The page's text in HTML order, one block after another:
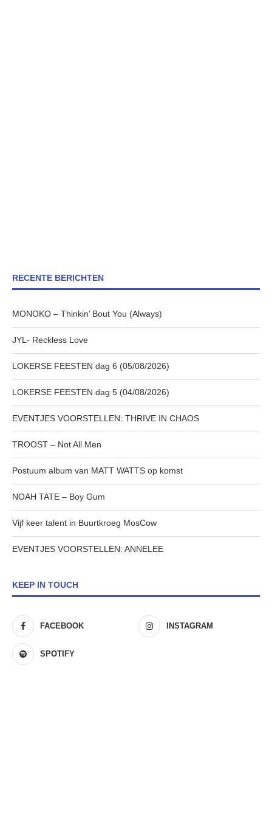
RECENTE BERICHTEN
MONOKO – Thinkin’ Bout You (Always)
JYL- Reckless Love
LOKERSE FEESTEN dag 6 (05/08/2026)
LOKERSE FEESTEN dag 5 (04/08/2026)
EVENTJES VOORSTELLEN: THRIVE IN CHAOS
TROOST – Not All Men
Postuum album van MATT WATTS op komst
NOAH TATE – Boy Gum
Vijf keer talent in Buurtkroeg MosCow
EVENTJES VOORSTELLEN: ANNELEE
KEEP IN TOUCH
FACEBOOK INSTAGRAM
SPOTIFY